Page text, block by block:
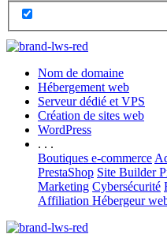
Nom de domaine
Hébergement web
Serveur dédié et VPS
Création de sites web
WordPress
. . .
Boutiques e-commerce
PrestaShop Site Builder
Marketing Cybersécurité
Affiliation Hébergeur